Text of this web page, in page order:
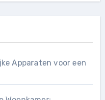
Apparaten voor een